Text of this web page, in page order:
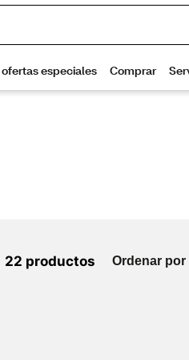
22 productos Ordenar por